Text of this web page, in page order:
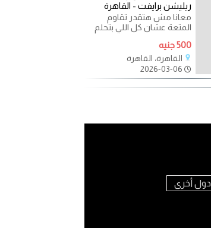
ريليشن برايفت - القاهرة
معانا مش هتقدر تقاوم
المتعة عشان كل اللي بتحلم
جلسة ريليشن كلها دلع من
500 جنيه
القاهرة، القاهرة
2026-03-06
دول أخرى